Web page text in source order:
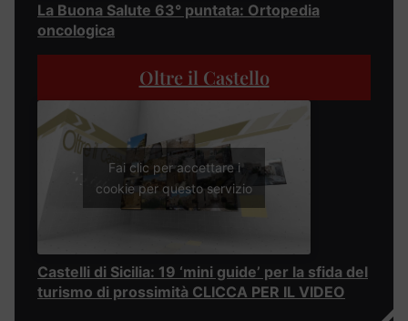
La Buona Salute 63° puntata: Ortopedia
oncologica
Oltre il Castello
Fai clic per accettare i
cookie per questo servizio
Castelli di Sicilia: 19 ‘mini guide’ per la sfida del
turismo di prossimità CLICCA PER IL VIDEO